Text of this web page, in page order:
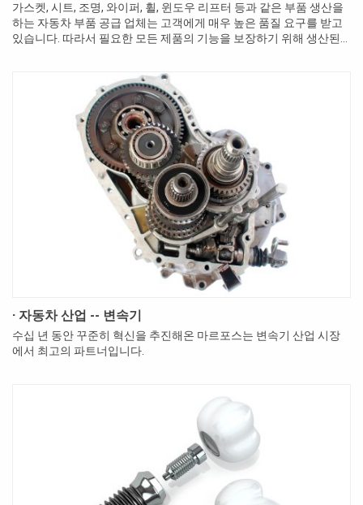
가스켓, 시트, 조명, 와이퍼, 휠, 윈도우 리프터 등과 같은 부품 생산을
하는 자동차 부품 공급 업체는 고객에게 매우 높은 품질 요구를 받고
있습니다. 따라서 필요한 모든 제품의 기능을 보장하기 위해 생산된
· 자동차 산업 -- 변속기
수십 년 동안 꾸준히 혁신을 추진해온 마르포스는 변속기 산업 시장
에서 최고의 파트너입니다.